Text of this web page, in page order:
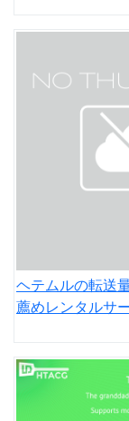
ヘテムルの転送
薦めレンタルサ